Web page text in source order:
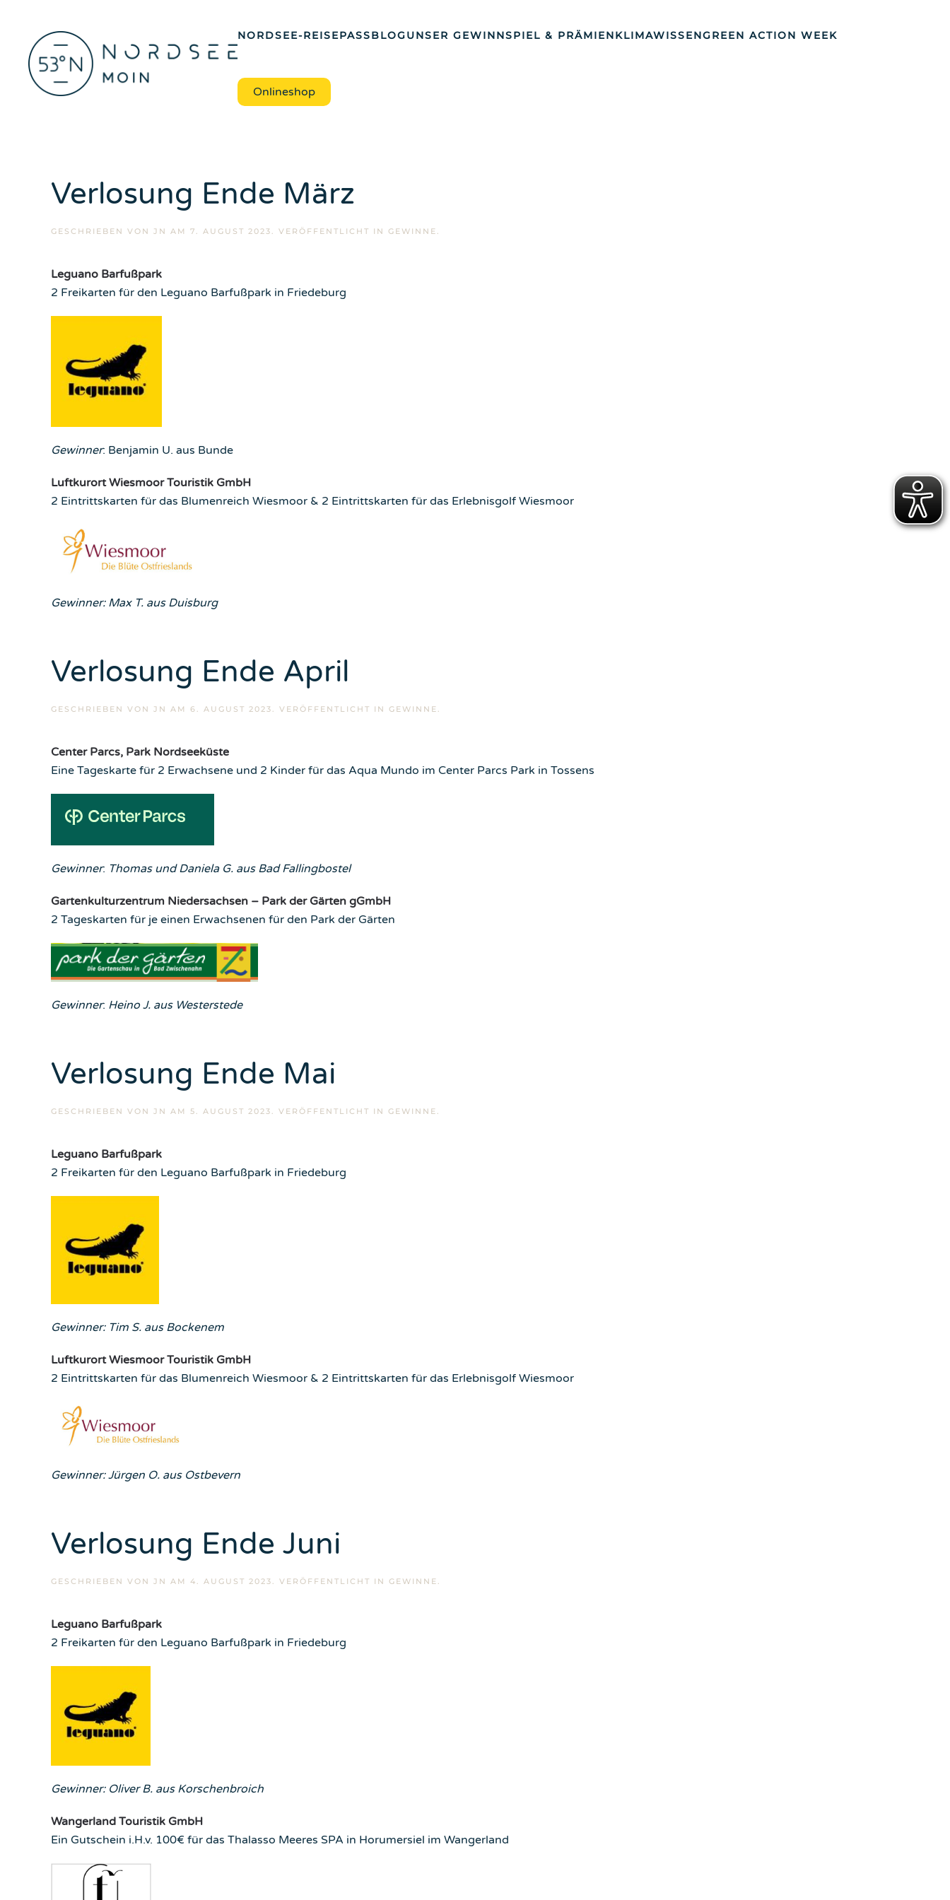
Zum Hauptinhalt springen NORDSEE-REISEPASSBLOGUNSER GEWINNSPIEL & PRÄMIENKLIMAWISSENGREEN ACTION WEEK
Onlineshop
Verlosung Ende März
GESCHRIEBEN VON JN AM 7. AUGUST 2023 . VERÖFFENTLICHT IN GEWINNE .
Leguano Barfußpark
2 Freikarten für den Leguano Barfußpark in Friedeburg
Gewinner: Benjamin U. aus Bunde
Luftkurort Wiesmoor Touristik GmbH
2 Eintrittskarten für das Blumenreich Wiesmoor & 2 Eintrittskarten für das Erlebnisgolf Wiesmoor
Gewinner: Max T. aus Duisburg
Verlosung Ende April
GESCHRIEBEN VON JN AM 6. AUGUST 2023 . VERÖFFENTLICHT IN GEWINNE .
Center Parcs, Park Nordseeküste
Eine Tageskarte für 2 Erwachsene und 2 Kinder für das Aqua Mundo im Center Parcs Park in Tossens
Gewinner: Thomas und Daniela G. aus Bad Fallingbostel
Gartenkulturzentrum Niedersachsen – Park der Gärten gGmbH
2 Tageskarten für je einen Erwachsenen für den Park der Gärten
Gewinner: Heino J. aus Westerstede
Verlosung Ende Mai
GESCHRIEBEN VON JN AM 5. AUGUST 2023 . VERÖFFENTLICHT IN GEWINNE
Leguano Barfußpark
2 Freikarten für den Leguano Barfußpark in Friedeburg
Gewinner: Tim S. aus Bockenem
Luftkurort Wiesmoor Touristik GmbH
2 Eintrittskarten für das Blumenreich Wiesmoor & 2 Eintrittskarten für das Erlebnisgolf Wiesmoor
Gewinner: Jürgen O. aus Ostbevern
Verlosung Ende Juni
GESCHRIEBEN VON JN AM 4. AUGUST 2023 . VERÖFFENTLICHT IN GEWINNE .
Leguano Barfußpark
2 Freikarten für den Leguano Barfußpark in Friedeburg
Gewinner: Oliver B. aus Korschenbroich
Wangerland Touristik GmbH
Ein Gutschein i.H.v. 100€ für das Thalasso Meeres SPA in Horumersiel im Wangerland